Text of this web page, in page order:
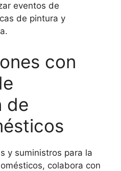
eventos de
de pintura y
con
de
y suministros para la
colabora con